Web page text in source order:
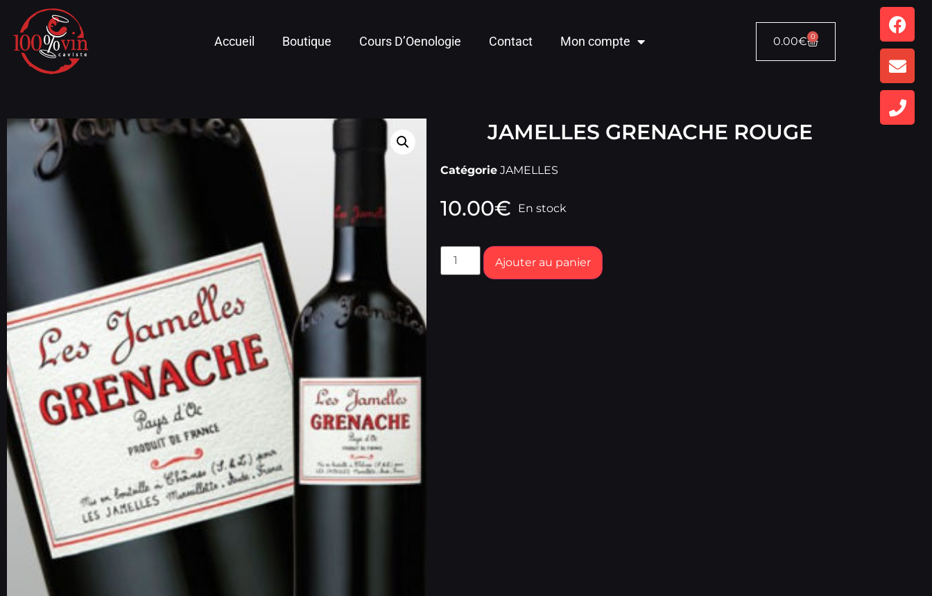
Accueil Boutique Cours D’Oenologie Contact Mon compte 0.00€ 0
JAMELLES GRENACHE ROUGE
Catégorie JAMELLES
10.00€ En stock
Ajouter au panier